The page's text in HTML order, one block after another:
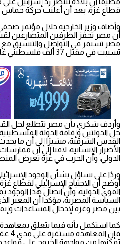
مضيفا أن بلاده تنتظر رد إسرائيل
قطاع غزة، بعد أن أعلنت حركة حماس
وأضاف وزير الخارجية خلال مؤتمر
أن مصر تحفز الطرفين المتصارعين
مصر تستمر في التواصل والتنسيق مع
تسببت في مقتل 37 ألف فلسطيني غالبيتهم من النساء والأطفال.
وأردف شكري بأن مصر تتطلع لحل
القدس الشرقية، مشيرًا إلى أن ما
الأضرار الإنسانية، لافتا إلى أن
الدولي، وأن الحرب في غزة تعرض
وردًا على تساؤل بشأن الوجود
أوضح أن الاجتياح الإسرائيلي
القوى الدولية، وأن اتصال هذا
السياسة المصرية، مؤكدا أن المعبر
بين مصر وغزة لإدخال المساعدات
كما استكمل بأنه فيما يتعلق
فإن